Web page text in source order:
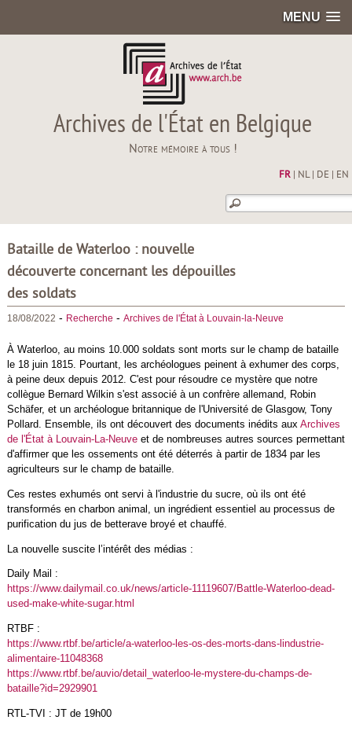
MENU
Archives de l'État en Belgique
Notre mémoire à tous !
FR| NL| DE EN
Bataille de Waterloo : nouvelle
découverte concernant les dépouilles
des soldats
18/08/2022 - Recherche - Archives de l'État à Louvain-la-Neuve
À Waterloo, au moins 10.000 soldats sont morts sur le champ de bataille
le 18 juin 1815. Pourtant, les archéologues peinent à exhumer des corps,
à peine deux depuis 2012. C'est pour résoudre ce mystère que notre
collègue Bernard Wilkin s'est associé à un confrère allemand, Robin
Schäfer, et un archéologue britannique de l'Université de Glasgow, Tony
Pollard. Ensemble, ils ont découvert des documents inédits aux Archives
de l'État à Louvain-La-Neuveet de nombreuses autres sources permettant
d'affirmer que les ossements ont été déterrés à partir de 1834 par les
agriculteurs sur le champ de bataille.
Ces restes exhumés ont servi à l'industrie du sucre, où ils ont été
transformés en charbon animal, un ingrédient essentiel au processus de
purification du jus de betterave broyé et chauffé.
La nouvelle suscite l’intérêt des médias :
Daily Mail :
https://www.dailymail.co.uk/news/article-11119607/Battle-Waterloo-dead-
used-make-white-sugar.html
RTBF :
https://www.rtbf.be/article/a-waterloo-les-os-des-morts-dans-lindustrie-
alimentaire-11048368
https://www.rtbf.be/auvio/detail_waterloo-le-mystere-du-champs-de-
bataille?id=2929901
RTL-TVI : JT de 19h00